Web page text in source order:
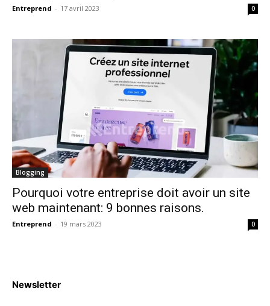
Entreprend - 17 avril 2023 0
Blogging
Pourquoi votre entreprise doit avoir un site
web maintenant: 9 bonnes raisons.
Entreprend - 19 mars 2023 0
Newsletter